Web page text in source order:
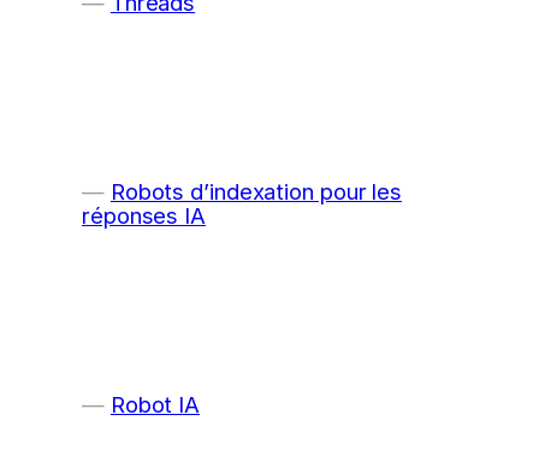
Robots d’indexation pour les
réponses IA
Robot IA